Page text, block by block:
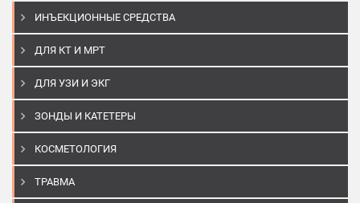
ИНЪЕКЦИОННЫЕ СРЕДСТВА
ДЛЯ КТ И МРТ
ДЛЯ УЗИ И ЭКГ
ЗОНДЫ И КАТЕТЕРЫ
КОСМЕТОЛОГИЯ
ТРАВМА